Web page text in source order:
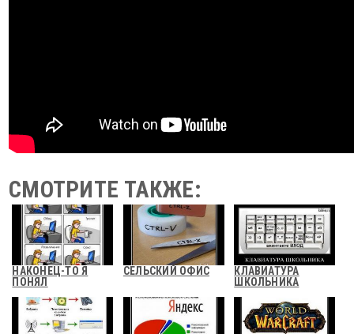
СМОТРИТЕ ТАКЖЕ:
НАКОНЕЦ-ТО Я
ПОНЯЛ
СЕЛЬСКИЙ ОФИС
КЛАВИАТУРА
ШКОЛЬНИКА